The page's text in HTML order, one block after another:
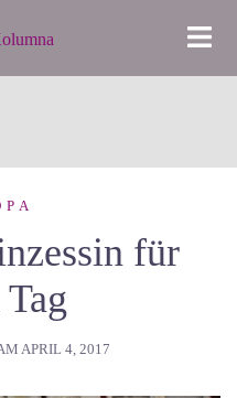
für
APRIL 4, 2017